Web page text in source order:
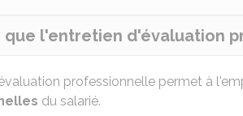
que l'entretien d'évaluation
professionnelle permet à
du salarié.